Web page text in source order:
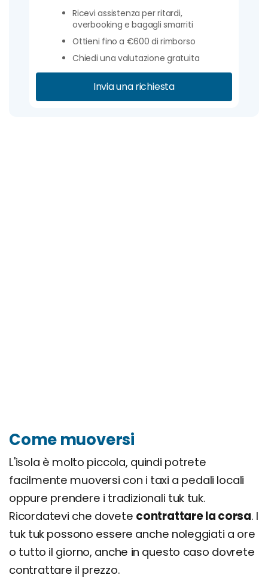
Ricevi assistenza per ritardi,
overbooking e bagagli smarriti
Ottieni fino a €600 di rimborso
Chiedi una valutazione gratuita
Invia una richiesta
Come muoversi
L'isola è molto piccola, quindi potrete
facilmente muoversi con i taxi a pedali locali
oppure prendere i tradizionali tuk tuk.
Ricordatevi che dovete contrattare la corsa. I
tuk tuk possono essere anche noleggiati a ore
o tutto il giorno, anche in questo caso dovrete
contrattare il prezzo.